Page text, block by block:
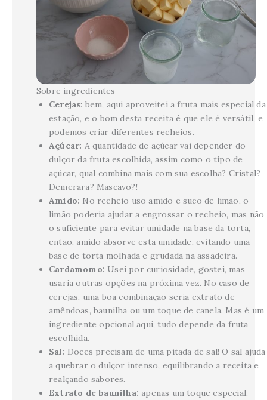
Sobre ingredientes
Cerejas: bem, aqui aproveitei a fruta mais especial da
estação, e o bom desta receita é que ele é versátil, e
podemos criar diferentes recheios.
Açúcar: A quantidade de açúcar vai depender do
dulçor da fruta escolhida, assim como o tipo de
açúcar, qual combina mais com sua escolha? Cristal?
Demerara? Mascavo?!
Amido: No recheio uso amido e suco de limão, o
limão poderia ajudar a engrossar o recheio, mas não
o suficiente para evitar umidade na base da torta,
então, amido absorve esta umidade, evitando uma
base de torta molhada e grudada na assadeira.
Cardamomo: Usei por curiosidade, gostei, mas
usaria outras opções na próxima vez. No caso de
cerejas, uma boa combinação seria extrato de
amêndoas, baunilha ou um toque de canela. Mas é um
ingrediente opcional aqui, tudo depende da fruta
escolhida.
Sal: Doces precisam de uma pitada de sal! O sal ajuda
a quebrar o dulçor intenso, equilibrando a receita e
realçando sabores.
Extrato de baunilha:apenas um toque especial.